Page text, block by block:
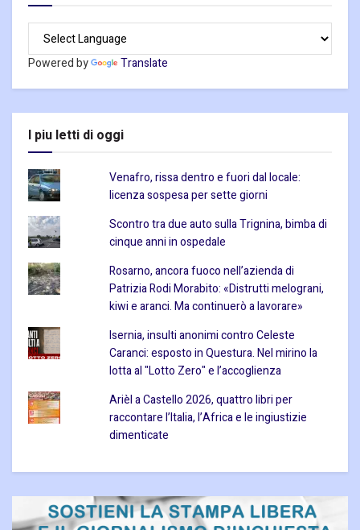
Powered by Translate
I piu letti di oggi
Venafro, rissa dentro e fuori dal locale:
licenza sospesa per sette giorni
Scontro tra due auto sulla Trignina, bimba di
cinque anni in ospedale
Rosarno, ancora fuoco nell’azienda di
Patrizia Rodi Morabito: «Distrutti melograni,
kiwi e aranci. Ma continuerò a lavorare»
Isernia, insulti anonimi contro Celeste
Caranci: esposto in Questura. Nel mirino la
lotta al "Lotto Zero" e l’accoglienza
Arièl a Castello 2026, quattro libri per
raccontare l’Italia, l’Africa e le ingiustizie
dimenticate